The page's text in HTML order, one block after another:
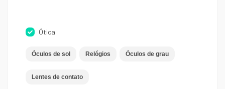
Ótica
Óculos de sol Relógios Óculos de grau
Lentes de contato